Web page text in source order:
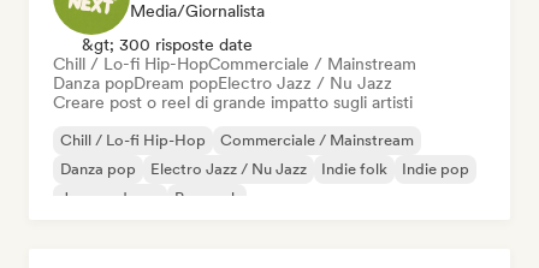
Media/Giornalista
&gt; 300 risposte date
Chill / Lo-fi Hip-HopCommerciale / Mainstream
Danza popDream popElectro Jazz / Nu Jazz
Creare post o reel di grande impatto sugli artisti
Chill / Lo-fi Hip-Hop
Commerciale / Mainstream
Danza pop
Electro Jazz / Nu Jazz Indie folk
Indie pop
Jazz moderno
Pop rock